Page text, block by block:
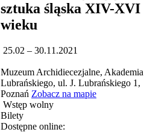
sztuka śląska XIV-XVI
wieku
25.02 – 30.11.2021
Muzeum Archidiecezjalne, Akademia
Lubrańskiego, ul. J. Lubrańskiego 1,
Poznań Zobacz na mapie
Wstęp wolny
Bilety
Dostępne online: